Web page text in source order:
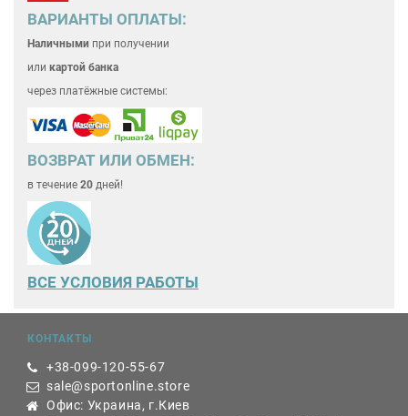
ВАРИАНТЫ ОПЛАТЫ:
Наличными при получении
или картой банка
через платёжные системы:
ВОЗВРАТ ИЛИ ОБМЕН:
в течение 20 дней!
ВСЕ УСЛОВИЯ РАБОТЫ
КОНТАКТЫ
+38-099-120-55-67
sale@sportonline.store
Офис: Украина, г.Киев